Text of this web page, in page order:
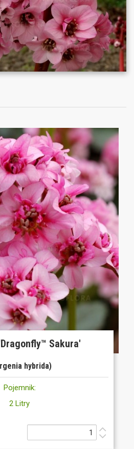
Sakura'
hybrida)
Pojemnik:
2 Litry